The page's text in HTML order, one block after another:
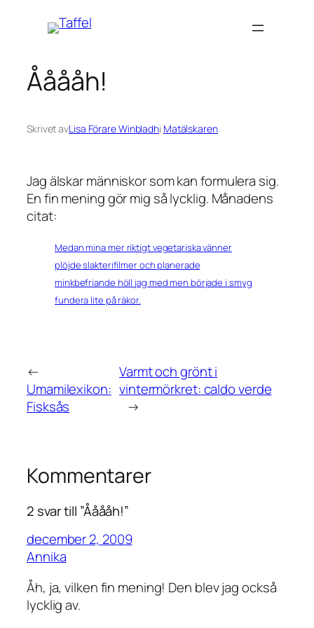
Ååååh!
Skrivet avLisa Förare Winbladhi Matälskaren
Jag älskar människor som kan formulera sig.
En fin mening gör mig så lycklig. Månadens
citat:
Medan mina mer riktigt vegetariska vänner
plöjde slakterifilmer och planerade
minkbefriande höll jag med men började i smyg
fundera lite på räkor.
←
Umamilexikon:
Fisksås
Varmt och grönt i
vintermörkret: caldo verde
→
Kommentarer
2 svar till ”Ååååh!”
december 2, 2009
Annika
Åh, ja, vilken fin mening! Den blev jag också
lycklig av.